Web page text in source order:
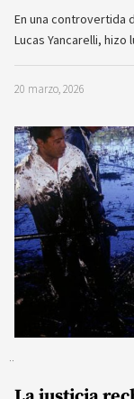
En una controvertida
Lucas Yancarelli,
20 marzo, 2026